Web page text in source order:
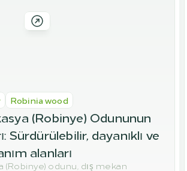
Robinia wood
(Robinye) Odununun
Sürdürülebilir, dayanıklı ve
alanları
(Robinye) odunu, dış mekan